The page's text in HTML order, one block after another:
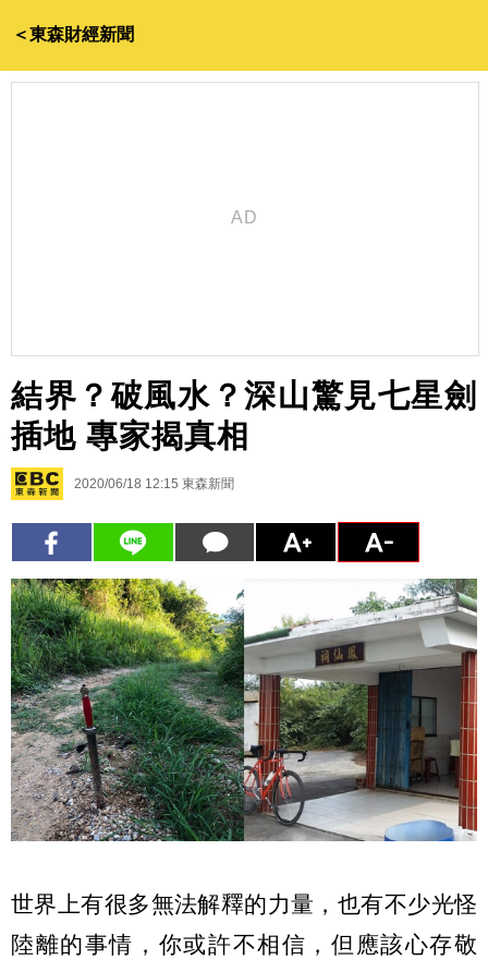
＜東森財經新聞
結界？破風水？深山驚見七星劍
插地 專家揭真相
2020/06/18 12:15 東森新聞
世界上有很多無法解釋的力量，也有不少光怪
陸離的事情，你或許不相信，但應該心存敬